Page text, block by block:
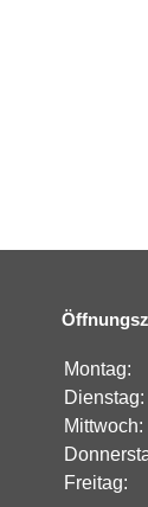
Montag:
Dienstag:
Mittwoch:
Freitag: